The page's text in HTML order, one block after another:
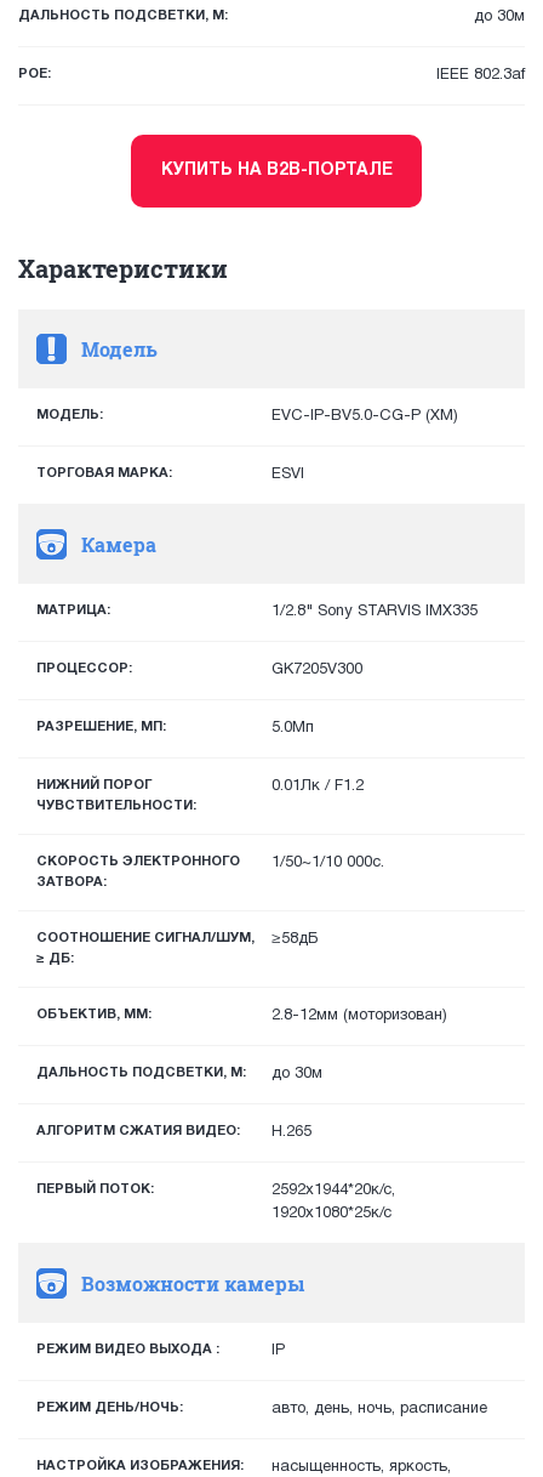
ДАЛЬНОСТЬ ПОДСВЕТКИ, М: до 30м
POE: IEEE 802.3af
КУПИТЬ НА B2B-ПОРТАЛЕ
Характеристики
Модель
МОДЕЛЬ: EVC-IP-BV5.0-CG-P (XM)
ТОРГОВАЯ МАРКА: ESVI
Камера
МАТРИЦА: 1/2.8" Sony STARVIS IMX335
ПРОЦЕССОР: GK7205V300
РАЗРЕШЕНИЕ, МП: 5.0Мп
НИЖНИЙ ПОРОГ
ЧУВСТВИТЕЛЬНОСТИ:
0.01Лк / F1.2
СКОРОСТЬ ЭЛЕКТРОННОГО
ЗАТВОРА:
1/50~1/10 000с.
СООТНОШЕНИЕ СИГНАЛ/ШУМ,
≥ ДБ:
≥58дБ
ОБЪЕКТИВ, ММ: 2.8-12мм (моторизован)
ДАЛЬНОСТЬ ПОДСВЕТКИ, М: до 30м
АЛГОРИТМ СЖАТИЯ ВИДЕО: H.265
ПЕРВЫЙ ПОТОК:
2592x1944*20к/с,
1920х1080*25к/с
Возможности камеры
РЕЖИМ ВИДЕО ВЫХОДА : IP
РЕЖИМ ДЕНЬ/НОЧЬ: авто, день, ночь, расписание
НАСТРОЙКА ИЗОБРАЖЕНИЯ: насыщенность, яркость,